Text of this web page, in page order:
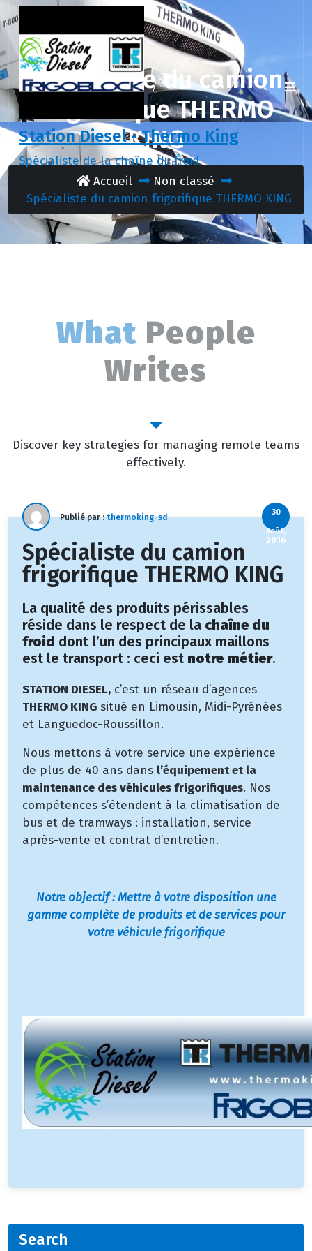
Aller
au
contenu
Station Diesel - Thermo King
Spécialiste de la chaîne du froid
Spécialiste du camion
frigorifique THERMO
KING
Accueil
Non classé
Spécialiste du camion frigorifique THERMO KING
What People
Writes
Discover key strategies for managing remote teams
effectively.
Publié par :thermoking-sd 30
Août,
2016
Spécialiste du camion
frigorifique THERMO KING
La qualité des produits périssables
réside dans le respect de la chaîne du
froid dont l’un des principaux maillons
est le transport : ceci est notre métier.
STATION DIESEL, c’est un réseau d’agences
THERMO KING situé en Limousin, Midi-Pyrénées
et Languedoc-Roussillon.
Nous mettons à votre service une expérience
de plus de 40 ans dans l’équipement et la
maintenance des véhicules frigorifiques. Nos
compétences s’étendent à la climatisation de
bus et de tramways : installation, service
après-vente et contrat d’entretien.
Notre objectif : Mettre à votre disposition une
gamme complète de produits et de services pour
votre véhicule frigorifique
Search